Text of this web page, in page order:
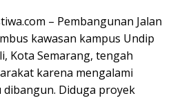
– Pembangunan Jalan
kawasan kampus Undip
Kota Semarang, tengah
karena mengalami
Diduga proyek